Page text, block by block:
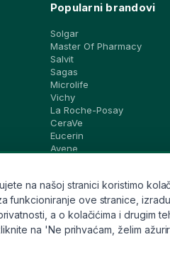
Popularni brandovi
Solgar
Master Of Pharmacy
Salvit
Sagas
Microlife
Vichy
La Roche-Posay
CeraVe
Eucerin
Avene
na našoj stranici koristimo
ove stranice,
a o kolačićima i drugim
na 'Ne prihvaćam, želim